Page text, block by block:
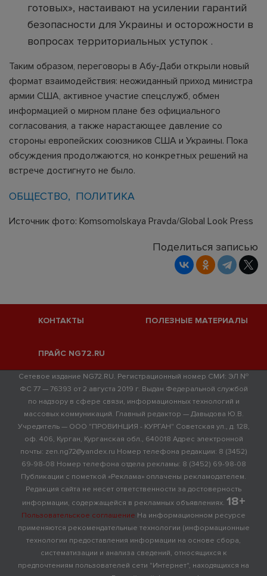
готовых», настаивают на усилении гарантий
безопасности для Украины и осторожности в
вопросах территориальных уступок .
Таким образом, переговоры в Абу‑Даби открыли новый
формат взаимодействия: неожиданный приход министра
армии США, активное участие спецслужб, обмен
информацией о мирном плане без официального
согласования, а также нарастающее давление со
стороны европейских союзников США и Украины. Пока
обсуждения продолжаются, но конкретных решений на
встрече достигнуто не было.
ОБЩЕСТВО ПОЛИТИКА
Источник фото: Komsomolskaya Pravda/Global Look Press
Поделиться записью
КОНТАКТЫ ПОЛЕЗНЫЕ МАТЕРИАЛЫ
ПРАЙС NG72.RU
Сетевое издание NG72.RU. Регистрационный номер СМИ: ЭЛ №
ФС 77 — 76393 от 2 августа 2019 г. Выдан Федеральной службой
по надзору в сфере связи, информационных технологий и
массовых коммуникаций. Главный редактор — Давыдова Ю.В.
Учредитель — ООО "ПРОВИНЦИЯ - КУРГАН" Советская ул., д. 128,
оф. 406, Курган, Курганская обл., 640018 Адрес электронной
почты: zen.ng72@yandex.ru Номер телефона редакции: 8 (3452)
69-98-08 Номер телефона отдела рекламы: 8 (3452) 69-98-08
Публикации с пометкой «Реклама» оплачены рекламодателем.
Редакция сайта не несет ответственности за достоверность
информации, содержащейся в рекламных объявлениях. 18+
Пользовательское соглашение На информационном ресурсе
применяются рекомендательные технологии (информационные
технологии предоставления информации на основе сбора,
систематизации и анализа сведений, относящихся к
предпочтениям пользователей сети "Интернет", находящихся на